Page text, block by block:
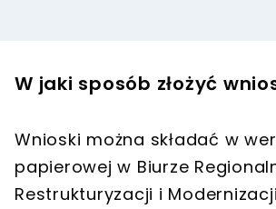
W jaki sposób złożyć
Wnioski można składać w
papierowej w Biurze
Restrukturyzacji i